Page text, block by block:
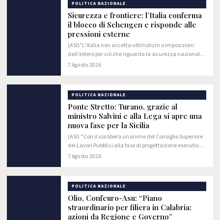
POLITICA NAZIONALE
Sicurezza e frontiere: l’Italia conferma
il blocco di Schengen e risponde alle
pressioni esterne
(ASI)"L’Italia non accetta ultimatum o imposizioni
dall’estero per ciò che riguarda la sicurezza nazionale
ed il controllo delle frontiere. Non intendiamo in nessun
7 Agosto 2026
POLITICA NAZIONALE
Ponte Stretto: Turano, grazie al
ministro Salvini e alla Lega si apre una
nuova fase per la Sicilia
(ASI) “Con il via libera unanime del Consiglio Superiore
dei Lavori Pubblici alla fase di progettazione esecutiva
del Ponte sullo Stretto si apre un nuovo scenario per la
7 Agosto 2026
POLITICA NAZIONALE
Olio, Confeuro-Asu: “Piano
straordinario per filiera in Calabria:
azioni da Regione e Governo”